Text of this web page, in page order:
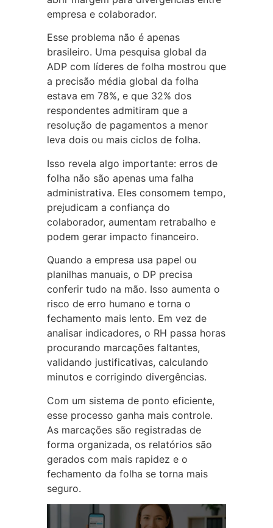
empresa e colaborador.
Esse problema não é apenas
brasileiro. Uma pesquisa global da
ADP com líderes de folha mostrou que
a precisão média global da folha
estava em 78%, e que 32% dos
respondentes admitiram que a
resolução de pagamentos a menor
leva dois ou mais ciclos de folha.
Isso revela algo importante: erros de
folha não são apenas uma falha
administrativa. Eles consomem tempo,
prejudicam a confiança do
colaborador, aumentam retrabalho e
podem gerar impacto financeiro.
Quando a empresa usa papel ou
planilhas manuais, o DP precisa
conferir tudo na mão. Isso aumenta o
risco de erro humano e torna o
fechamento mais lento. Em vez de
analisar indicadores, o RH passa horas
procurando marcações faltantes,
validando justificativas, calculando
minutos e corrigindo divergências.
Com um sistema de ponto eficiente,
esse processo ganha mais controle.
As marcações são registradas de
forma organizada, os relatórios são
gerados com mais rapidez e o
fechamento da folha se torna mais
seguro.